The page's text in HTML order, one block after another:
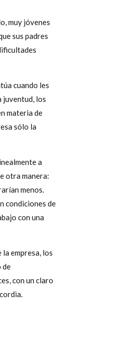
muy jóvenes
sus padres
cuando les
juventud, los
materia de
sólo la
a
otra manera:
menos.
condiciones de
con una
empresa, los
de
con un claro